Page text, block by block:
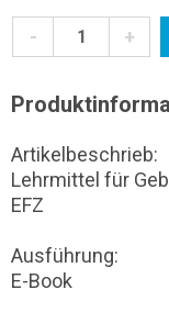
- +
Artikelbeschrieb:
Lehrmittel für
EFZ
Ausführung:
E-Book